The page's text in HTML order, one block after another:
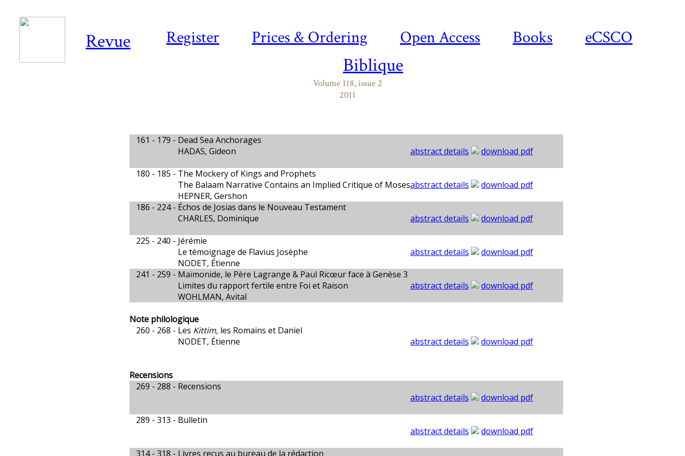
Register Prices & Ordering Open Access Books eCSCO
Revue
Biblique
Volume 118, issue 2
2011
161 - 179 - Dead Sea Anchorages
HADAS, Gideon
abstract details
download pdf
180 - 185 - The Mockery of Kings and Prophets
The Balaam Narrative Contains an Implied Critique of Moses
HEPNER, Gershon
abstract details
download pdf
186 - 224 - Échos de Josias dans le Nouveau Testament
CHARLES, Dominique
abstract details
download pdf
225 - 240 - Jérémie
Le témoignage de Flavius Josèphe
NODET, Étienne
abstract details
download pdf
241 - 259 - Maïmonide, le Père Lagrange & Paul Ricœur face à Genèse 3
Limites du rapport fertile entre Foi et Raison
WOHLMAN, Avital
abstract details download pdf
Note philologique
260 - 268 - Les Kittim, les Romains et Daniel
NODET, Étienne
abstract details download pdf
Recensions
269 - 288 - Recensions
abstract details
download pdf
289 - 313 - Bulletin
abstract details
download pdf
314 - 318 - Livres reçus au bureau de la rédaction